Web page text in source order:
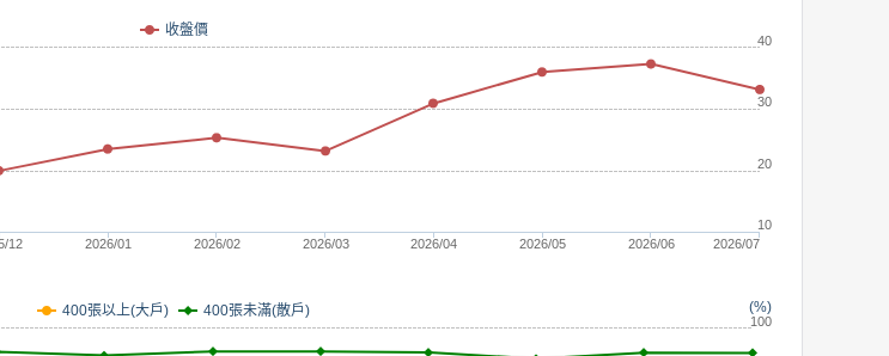
收盤價
12 2026/01 2026/02 2026/03 2026/04 2026/05 2026/06 2026/07
10
20
30
40
(%)
400張以上(大戶) 400張未滿(散戶)
100